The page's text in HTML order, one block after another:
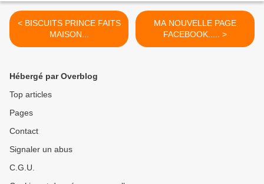
< BISCUITS PRINCE FAITS
MAISON...
MA NOUVELLE PAGE
FACEBOOK..... >
Hébergé par Overblog
Top articles
Pages
Contact
Signaler un abus
C.G.U.